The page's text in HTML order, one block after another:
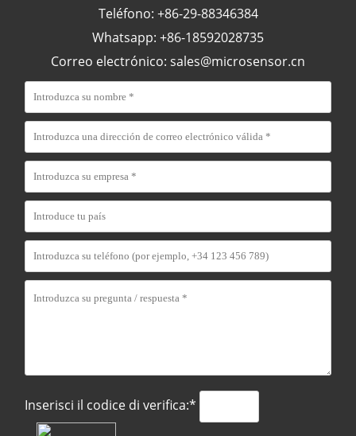
Teléfono: +86-29-88346384
Whatsapp: +86-18592028735
Correo electrónico: sales@microsensor.cn
Inserisci il codice di verifica:*